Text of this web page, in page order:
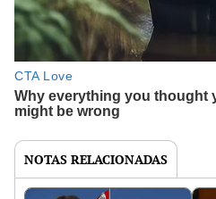
NOTAS RELACIONADAS